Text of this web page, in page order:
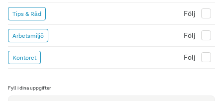
Tips & Råd Följ
Arbetsmiljö Följ
Kontoret Följ
Fyll i dina uppgifter